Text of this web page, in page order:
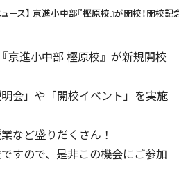
組み
ットAll rights reserved.
ュース】 京進小中部『樫原校』が開校！開校
京進小中部 樫原校』が新規開校
会」や「開校イベント」を実施
など盛りだくさん！
すので、是非この機会にご参加